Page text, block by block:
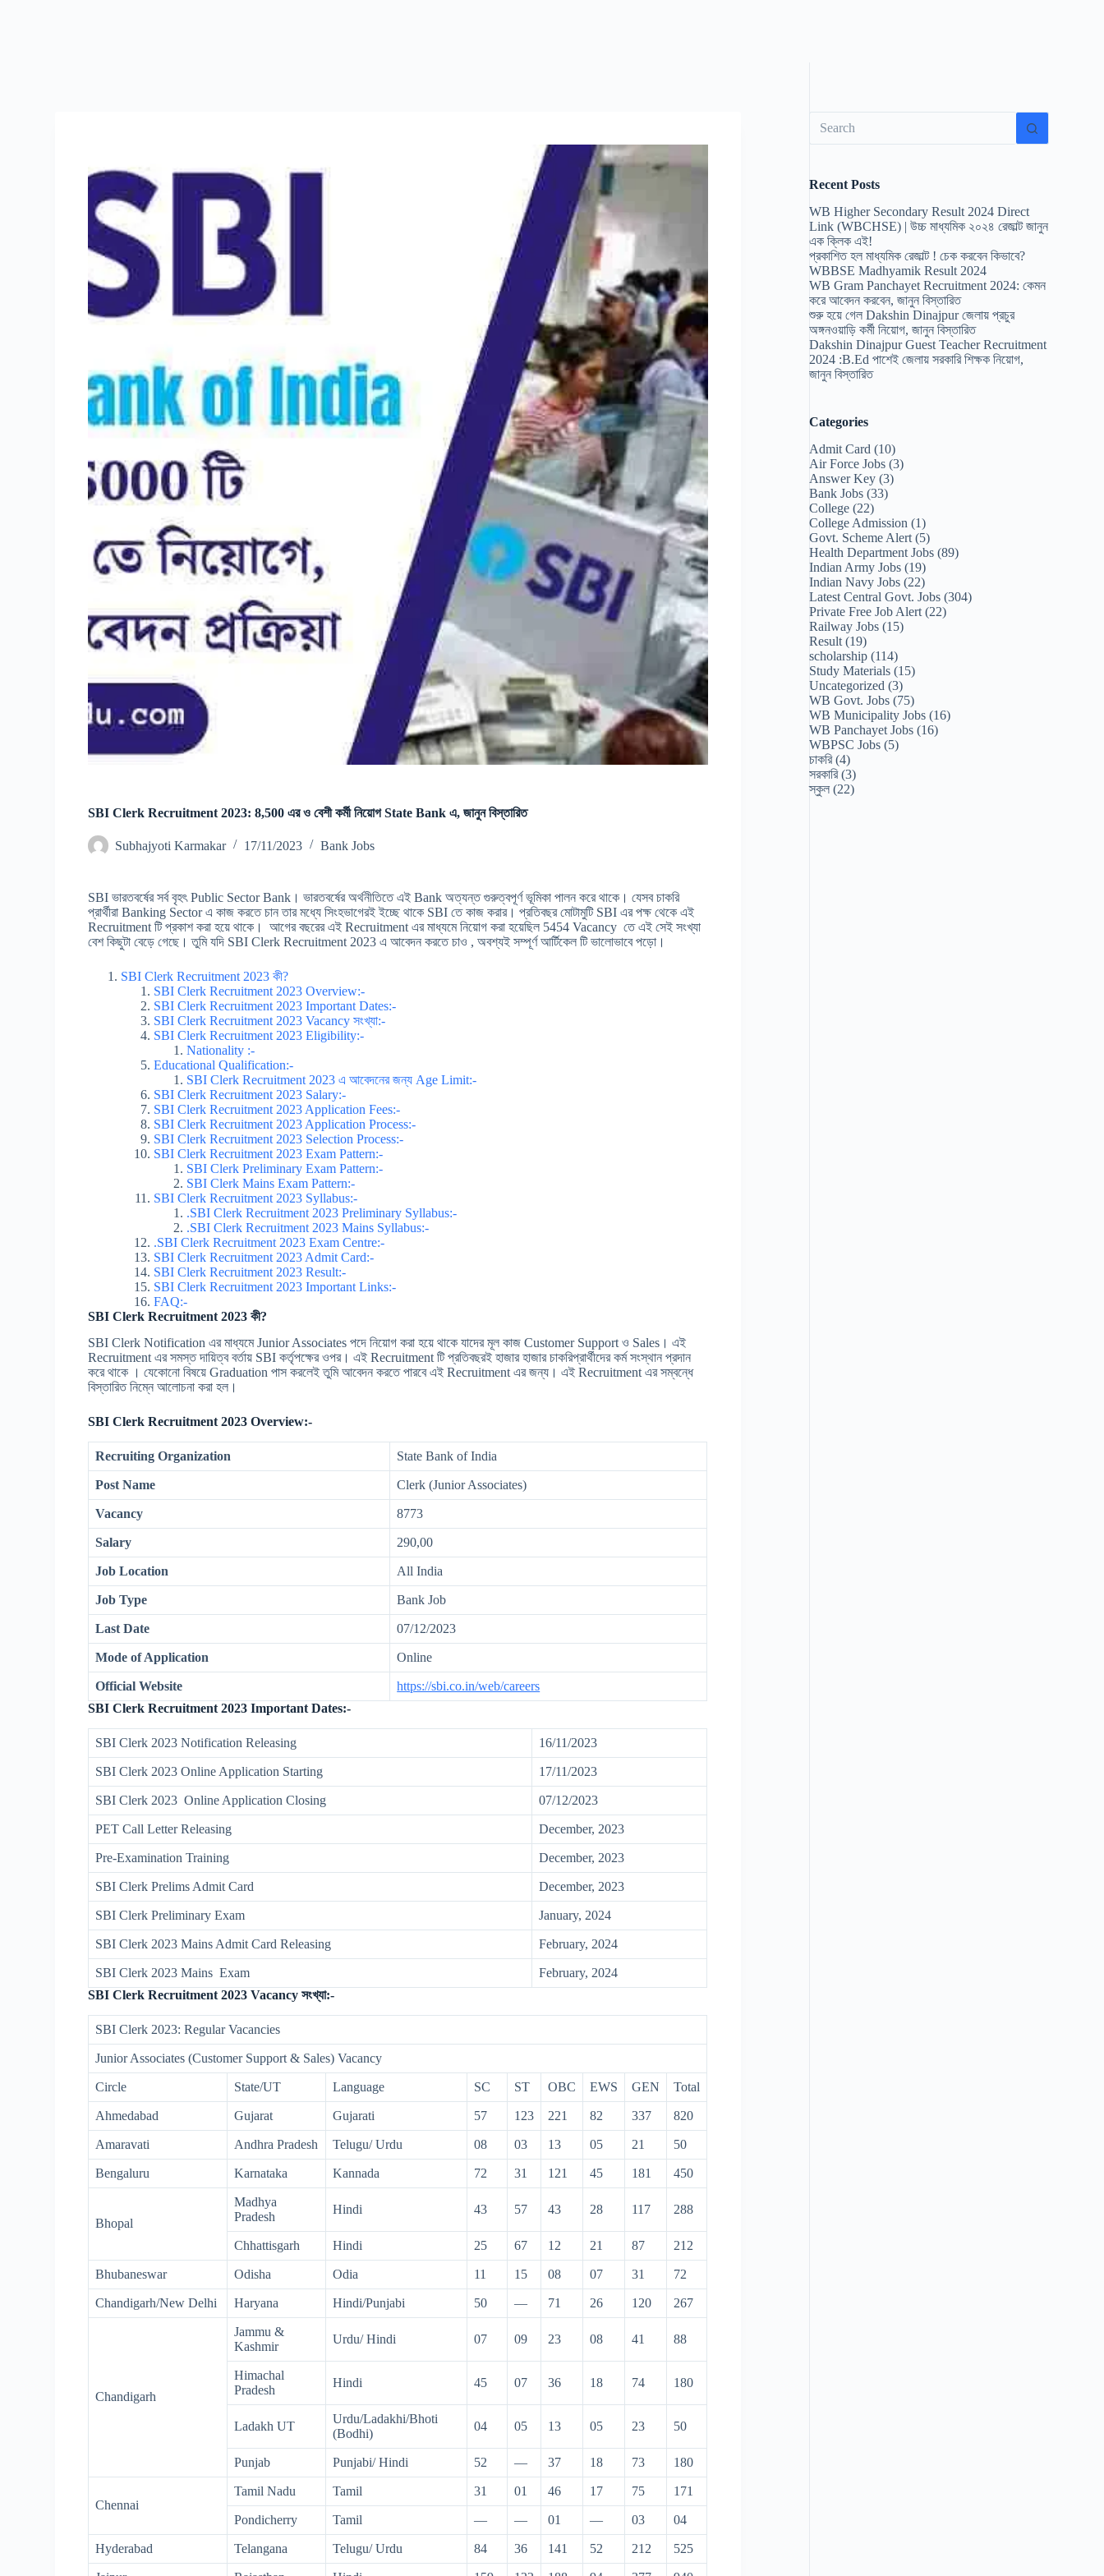
SBI Clerk Recruitment 2023: 8,500 এর ও বেশী কর্মী নিয়োগ State Bank এ, জানুন বিস্তারিত
Subhajyoti Karmakar 17/11/2023 Bank Jobs
SBI ভারতবর্ষের সর্ব বৃহৎ Public Sector Bank। ভারতবর্ষের অর্থনীতিতে এই Bank অত্যন্ত গুরুত্বপূর্ণ ভূমিকা পালন করে থাকে। যেসব চাকরি
প্রার্থীরা Banking Sector এ কাজ করতে চান তার মধ্যে সিংহভাগেরই ইচ্ছে থাকে SBI তে কাজ করার। প্রতিবছর মোটামুটি SBI এর পক্ষ থেকে এই
Recruitment টি প্রকাশ করা হয়ে থাকে। আগের বছরের এই Recruitment এর মাধ্যমে নিয়োগ করা হয়েছিল 5454 Vacancy তে এই সেই সংখ্যা
বেশ কিছুটা বেড়ে গেছে। তুমি যদি SBI Clerk Recruitment 2023 এ আবেদন করতে চাও , অবশ্যই সম্পূর্ণ আর্টিকেল টি ভালোভাবে পড়ো।
SBI Clerk Recruitment 2023 কী?
SBI Clerk Recruitment 2023 Overview:-
SBI Clerk Recruitment 2023 Important Dates:-
SBI Clerk Recruitment 2023 Vacancy সংখ্যা:-
SBI Clerk Recruitment 2023 Eligibility:-
Nationality :-
Educational Qualification:-
SBI Clerk Recruitment 2023 এ আবেদনের জন্য Age Limit:-
SBI Clerk Recruitment 2023 Salary:-
SBI Clerk Recruitment 2023 Application Fees:-
SBI Clerk Recruitment 2023 Application Process:-
SBI Clerk Recruitment 2023 Selection Process:-
SBI Clerk Recruitment 2023 Exam Pattern:-
SBI Clerk Preliminary Exam Pattern:-
SBI Clerk Mains Exam Pattern:-
SBI Clerk Recruitment 2023 Syllabus:-
.SBI Clerk Recruitment 2023 Preliminary Syllabus:-
.SBI Clerk Recruitment 2023 Mains Syllabus:-
.SBI Clerk Recruitment 2023 Exam Centre:-
SBI Clerk Recruitment 2023 Admit Card:-
SBI Clerk Recruitment 2023 Result:-
SBI Clerk Recruitment 2023 Important Links:-
FAQ:-
SBI Clerk Recruitment 2023 কী?
SBI Clerk Notification এর মাধ্যমে Junior Associates পদে নিয়োগ করা হয়ে থাকে যাদের মূল কাজ Customer Support ও Sales। এই
Recruitment এর সমস্ত দায়িত্ব বর্তায় SBI কর্তৃপক্ষের ওপর। এই Recruitment টি প্রতিবছরই হাজার হাজার চাকরিপ্রার্থীদের কর্ম সংস্থান প্রদান
করে থাকে । যেকোনো বিষয়ে Graduation পাস করলেই তুমি আবেদন করতে পারবে এই Recruitment এর জন্য। এই Recruitment এর সম্বন্ধে
বিস্তারিত নিম্নে আলোচনা করা হল।
SBI Clerk Recruitment 2023 Overview:-
Recruiting Organization State Bank of India
Post Name Clerk (Junior Associates)
Vacancy 8773
Salary 290,00
Job Location All India
Job Type Bank Job
Last Date 07/12/2023
Mode of Application Online
Official Website
https://sbi.co.in/web/careers
SBI Clerk Recruitment 2023 Important Dates:-
SBI Clerk 2023 Notification Releasing 16/11/2023
SBI Clerk 2023 Online Application Starting 17/11/2023
SBI Clerk 2023 Online Application Closing 07/12/2023
PET Call Letter Releasing December, 2023
Pre-Examination Training December, 2023
SBI Clerk Prelims Admit Card December, 2023
SBI Clerk Preliminary Exam January, 2024
SBI Clerk 2023 Mains Admit Card Releasing February, 2024
SBI Clerk 2023 Mains Exam
February, 2024
SBI Clerk Recruitment 2023 Vacancy সংখ্যা:-
SBI Clerk 2023: Regular Vacancies
Junior Associates (Customer Support & Sales) Vacancy
Circle State/UT Language SC ST OBC EWS GEN Total
Ahmedabad Gujarat Gujarati 57 123 221 82 337 820
Amaravati Andhra Pradesh Telugu/ Urdu 08 03 13 05 21 50
Bengaluru Karnataka Kannada 72 31 121 45 181 450
Bhopal
Madhya
Pradesh
Hindi 43 57 43 28 117 288
Chhattisgarh Hindi 25 67 12 21 87 212
Bhubaneswar Odisha Odia 11 15 08 07 31 72
Chandigarh/New Delhi Haryana Hindi/Punjabi 50 — 71 26 120 267
Chandigarh
Jammu &
Kashmir
Urdu/ Hindi 07 09 23 08 41 88
Himachal
Pradesh
Hindi 45 07 36 18 74 180
Ladakh UT
Urdu/Ladakhi/Bhoti
(Bodhi)
04 05 13 05 23 50
Punjab Punjabi/ Hindi 52 — 37 18 73 180
Chennai
Tamil Nadu Tamil 31 01 46 17 75 171
Pondicherry Tamil — — 01 — 03 04
Hyderabad Telangana Telugu/ Urdu 84 36 141 52 212 525
results
Recent Posts
WB Higher Secondary Result 2024 Direct
Link (WBCHSE) | উচ্চ মাধ্যমিক ২০২৪ রেজাল্ট জানুন
এক ক্লিক এই!
প্রকাশিত হল মাধ্যমিক রেজাল্ট ! চেক করবেন কিভাবে?
WBBSE Madhyamik Result 2024
WB Gram Panchayet Recruitment 2024: কেমন
করে আবেদন করবেন, জানুন বিস্তারিত
শুরু হয়ে গেল Dakshin Dinajpur জেলায় প্রচুর
অঙ্গনওয়াড়ি কর্মী নিয়োগ, জানুন বিস্তারিত
Dakshin Dinajpur Guest Teacher Recruitment
2024 :B.Ed পাশেই জেলায় সরকারি শিক্ষক নিয়োগ,
জানুন বিস্তারিত
Categories
Admit Card (10)
Air Force Jobs (3)
Answer Key (3)
Bank Jobs (33)
College (22)
College Admission (1)
Govt. Scheme Alert (5)
Health Department Jobs (89)
Indian Army Jobs (19)
Indian Navy Jobs (22)
Latest Central Govt. Jobs (304)
Private Free Job Alert (22)
Railway Jobs (15)
Result (19)
scholarship (114)
Study Materials (15)
Uncategorized (3)
WB Govt. Jobs (75)
WB Municipality Jobs (16)
WB Panchayet Jobs (16)
WBPSC Jobs (5)
চাকরি(4)
সরকারি(3)
স্কুল (22)